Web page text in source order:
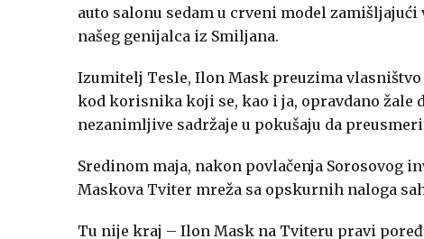
auto salonu sedam u crveni model
našeg genijalca iz Smiljana.
Izumitelj Tesle, Ilon Mask preuzima
kod korisnika koji se, kao i ja, opravdano žale
nezanimljive sadržaje u pokušaju da
Sredinom maja, nakon povlačenja Sorosovog
Maskova Tviter mreža sa opskurnih naloga
Tu nije kraj – Ilon Mask na Tviteru pravi